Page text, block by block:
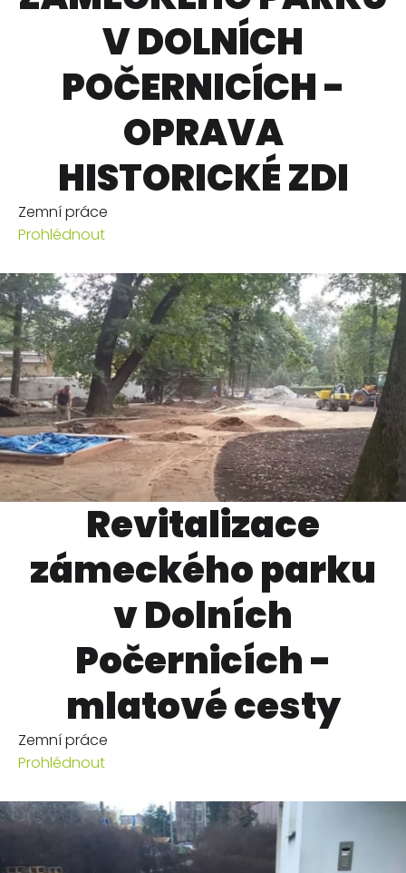
V DOLNÍCH
POČERNICÍCH -
OPRAVA
HISTORICKÉ ZDI
Zemní práce
Prohlédnout
Revitalizace
zámeckého parku
v Dolních
Počernicích -
mlatové cesty
Zemní práce
Prohlédnout